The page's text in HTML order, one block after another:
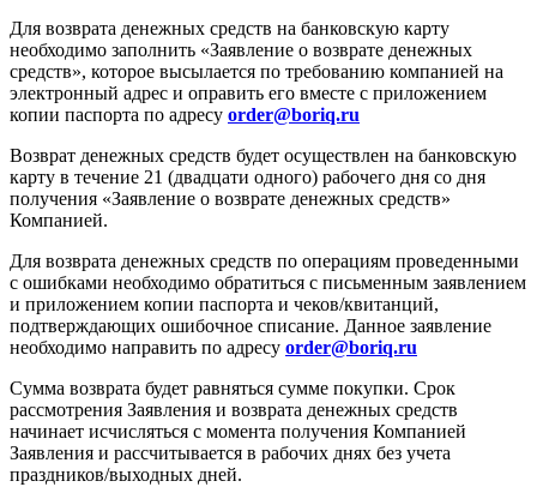
Для возврата денежных средств на банковскую карту
необходимо заполнить «Заявление о возврате денежных
средств», которое высылается по требованию компанией на
электронный адрес и оправить его вместе с приложением
копии паспорта по адресу order@boriq.ru
Возврат денежных средств будет осуществлен на банковскую
карту в течение 21 (двадцати одного) рабочего дня со дня
получения «Заявление о возврате денежных средств»
Компанией.
Для возврата денежных средств по операциям проведенными
с ошибками необходимо обратиться с письменным заявлением
и приложением копии паспорта и чеков/квитанций,
подтверждающих ошибочное списание. Данное заявление
необходимо направить по адресу order@boriq.ru
Сумма возврата будет равняться сумме покупки. Срок
рассмотрения Заявления и возврата денежных средств
начинает исчисляться с момента получения Компанией
Заявления и рассчитывается в рабочих днях без учета
праздников/выходных дней.